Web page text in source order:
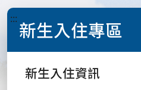
::: 新生入住專區
新生入住資訊